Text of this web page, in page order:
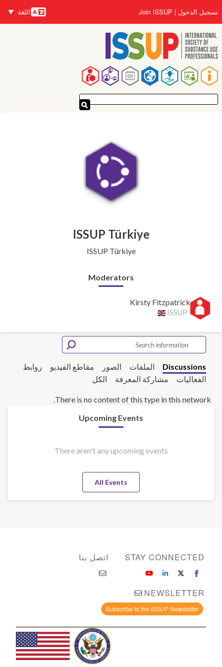
إلى
المحتوى
الرئيسي
تسجيل الدخول Join ISSUP
اللغات
اللغة
القائمة
الرئيسية
ISSUP Türkiye
ISSUP Türkiye
Moderators
Kirsty Fitzpatrick
ISSUP
Discussions الملفات الصور مقاطع الفيديو
روابط
الفعاليات
مشاركة المعرفة الكل
There is no content of this type in this network.
Upcoming Events
There aren't any upcoming events
All Events
اتصل بنا STAY CONNECTED
NEWSLETTER
Subscribe to the ISSUP Newsletter